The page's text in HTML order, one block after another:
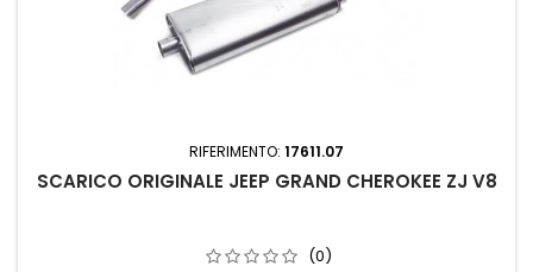
RIFERIMENTO: 17611.07
SCARICO ORIGINALE JEEP GRAND CHEROKEE ZJ V8
(0)